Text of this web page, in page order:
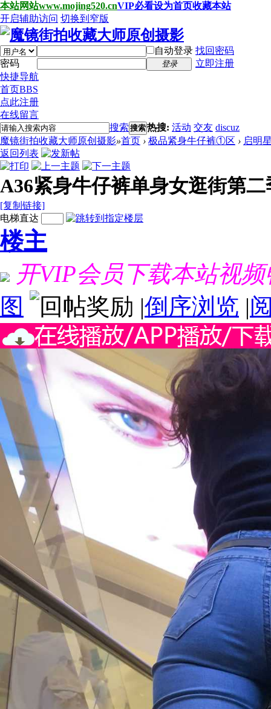
本站网站www.mojing520.cnVIP必看设为首页收藏本站
开启辅助访问 切换到窄版
自动登录 找回密码
密码
登录
立即注册
快捷导航
首页BBS
点此注册
在线留言
搜索 搜索热搜: 活动 交友 discuz
魔镜街拍收藏大师原创摄影»首页 › 极品紧身牛仔裤①区 › 启明
返回列表
A36紧身牛仔裤单身女逛街第二
[复制链接]
电梯直达
楼主
开VIP会员下载本站视
图
|倒序浏览 |